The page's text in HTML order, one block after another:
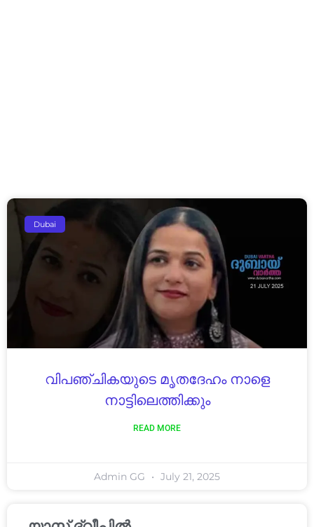
Dubai
വിപഞ്ചികയുടെ മൃതദേഹം നാളെ
നാട്ടിലെത്തിക്കും
READ MORE
Admin GG July 21, 2025